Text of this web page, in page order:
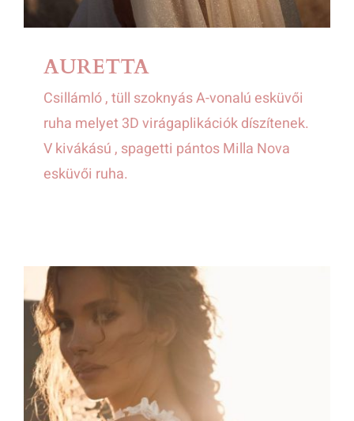
AURETTA
Csillámló , tüll szoknyás A-vonalú esküvői
ruha melyet 3D virágaplikációk díszítenek.
V kivákású , spagetti pántos Milla Nova
esküvői ruha.